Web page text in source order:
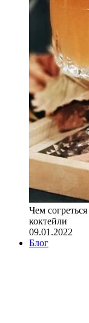
Чем
коктейли
09.01.2022
Блог